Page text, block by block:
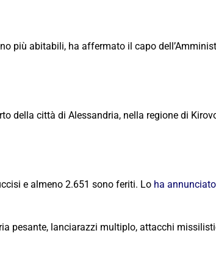
più abitabili, ha affermato il capo
della città di Alessandria, nella regione di
e almeno 2.651 sono feriti. Lo ha annunciato
pesante, lanciarazzi multiplo, attacchi